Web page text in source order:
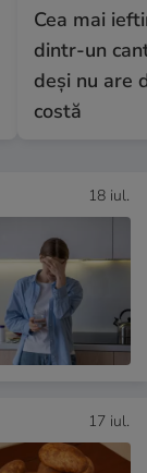
Cea mai
dintr-un
deși nu are
costă
18 iul.
17 iul.